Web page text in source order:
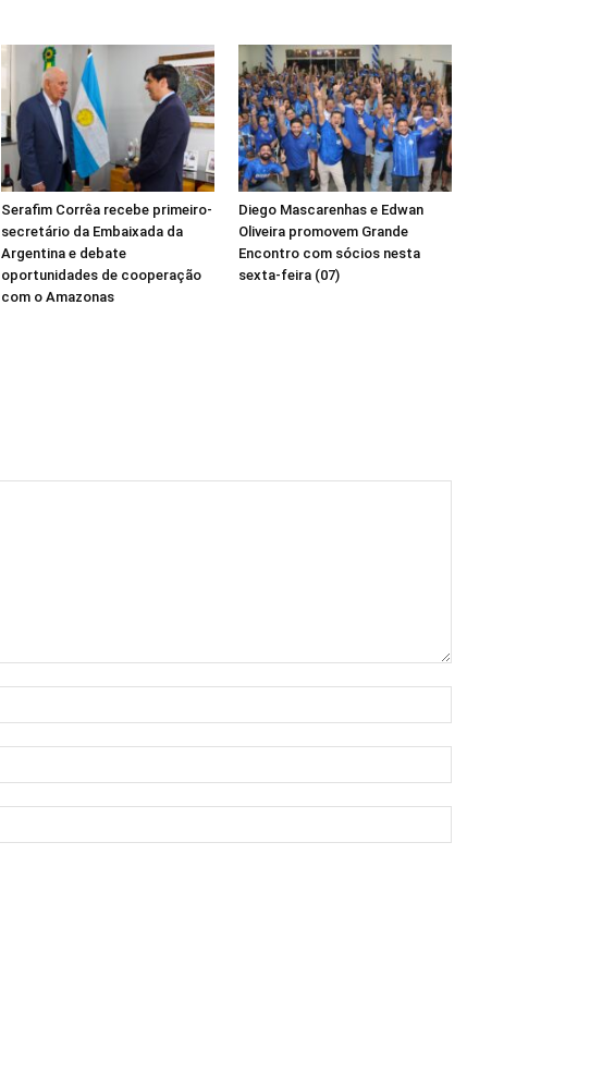
Serafim Corrêa recebe primeiro-
secretário da Embaixada da
Argentina e debate
oportunidades de cooperação
com o Amazonas
Diego Mascarenhas e Edwan
Oliveira promovem Grande
Encontro com sócios nesta
sexta-feira (07)